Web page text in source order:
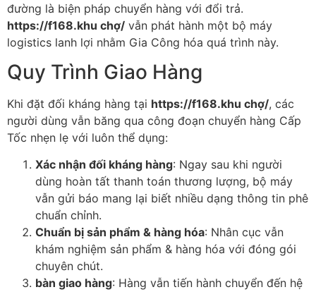
đường là biện pháp chuyển hàng với đổi trả.
https://f168.khu chợ/ vẫn phát hành một bộ máy
logistics lanh lợi nhằm Gia Công hóa quá trình này.
Quy Trình Giao Hàng
Khi đặt đối kháng hàng tại https://f168.khu chợ/, các
người dùng vẫn băng qua công đoạn chuyển hàng Cấp
Tốc nhẹn lẹ với luôn thể dụng:
Xác nhận đối kháng hàng: Ngay sau khi người
dùng hoàn tất thanh toán thương lượng, bộ máy
vẫn gửi báo mang lại biết nhiều dạng thông tin phê
chuẩn chỉnh.
Chuẩn bị sản phẩm & hàng hóa: Nhân cục vẫn
khám nghiệm sản phẩm & hàng hóa với đóng gói
chuyên chút.
bàn giao hàng: Hàng vẫn tiến hành chuyển đến hệ